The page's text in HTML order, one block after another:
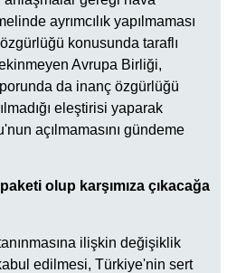
ayrımcılık yapılmaması
konusunda taraflı
Avrupa Birliği,
da inanç özgürlüğü
eleştirisi yaparak
açılmamasını gündeme
olup karşımıza çıkacağa
ilişkin değişiklik
edilmesi, Türkiye'nin sert